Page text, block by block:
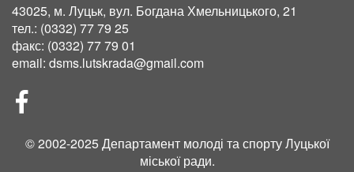
43025, м. Луцьк, вул. Богдана Хмельницького, 21
тел.: (0332) 77 79 25
факс: (0332) 77 79 01
email: dsms.lutskrada@gmail.com
СОЦІЛЬНІ
МЕРЕЖІ
© 2002-2025 Департамент молоді та спорту Луцької
міської ради.